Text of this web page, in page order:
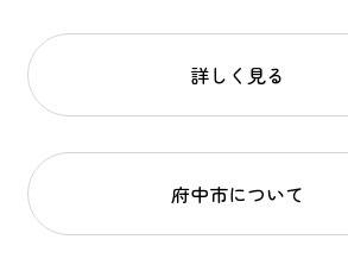
詳しく見る
府中市について